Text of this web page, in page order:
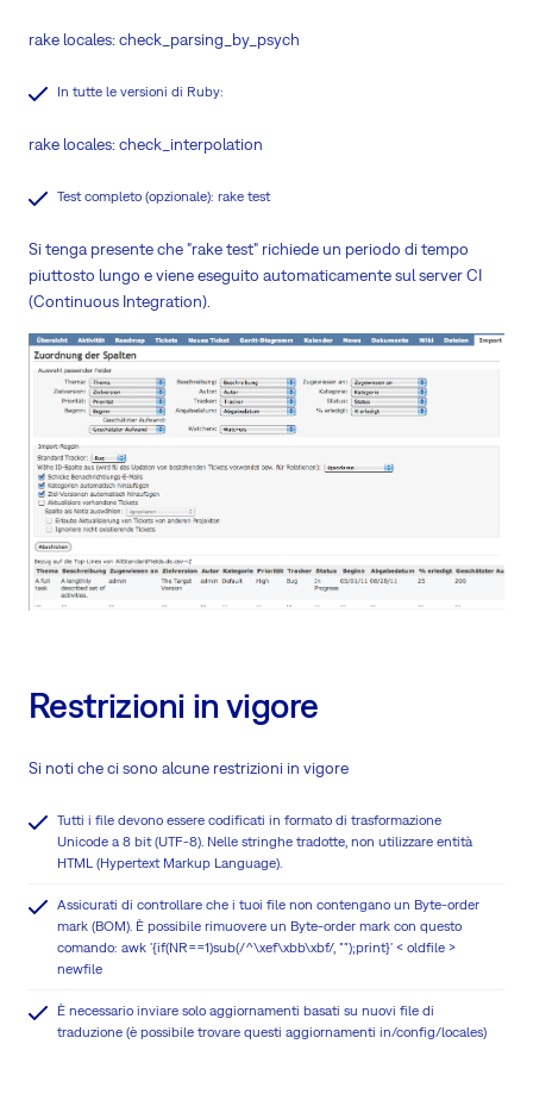
rake locales: check_parsing_by_psych
In tutte le versioni di Ruby:
rake locales: check_interpolation
Test completo (opzionale): rake test
Si tenga presente che "rake test" richiede un periodo di tempo
piuttosto lungo e viene eseguito automaticamente sul server CI
(Continuous Integration).
Restrizioni in vigore
Si noti che ci sono alcune restrizioni in vigore
Tutti i file devono essere codificati in formato di trasformazione
Unicode a 8 bit (UTF-8). Nelle stringhe tradotte, non utilizzare entità
HTML (Hypertext Markup Language).
Assicurati di controllare che i tuoi file non contengano un Byte-order
mark (BOM). È possibile rimuovere un Byte-order mark con questo
comando: awk '{if(NR==1)sub(/^\xef\xbb\xbf/, "");print}' < oldfile >
newfile
È necessario inviare solo aggiornamenti basati su nuovi file di
traduzione (è possibile trovare questi aggiornamenti in/config/locales)